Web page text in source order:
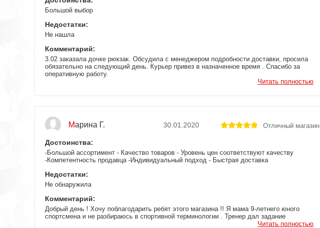
Большой выбор
Недостатки:
Не нашла
Комментарий:
3.02 заказала дочке рюкзак. Обсудила с менеджером подробности доставки, просила
обязательно на следующий день. Курьер привез в назначенное время . Спасибо за
оперативную работу.
Читать полностью
Марина Г. 30.01.2020 Отличный магазин
Достоинства:
-Большой ассортимент - Качество товаров - Уровень цен соответствуют качеству
-Компетентность продавца -Индивидуальный подход - Быстрая доставка
Недостатки:
Не обнаружила
Комментарий:
Добрый день ! Хочу поблагодарить ребят этого магазина !! Я мама 9-летнего юного
спортсмена и не разбираюсь в спортивной терминологии . Тренер дал задание
приобрести моему бойцу шлем и капу ,не дав никакой конкретики . По совету мамочки,
Читать полностью